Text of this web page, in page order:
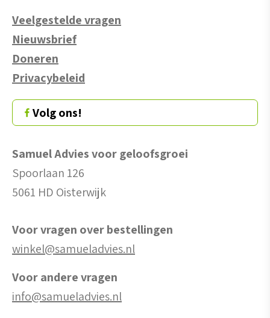
Veelgestelde vragen
Nieuwsbrief
Doneren
Privacybeleid
Volg ons!
Samuel Advies voor geloofsgroei
Spoorlaan 126
5061 HD Oisterwijk
Voor vragen over bestellingen
winkel@samueladvies.nl
Voor andere vragen
info@samueladvies.nl